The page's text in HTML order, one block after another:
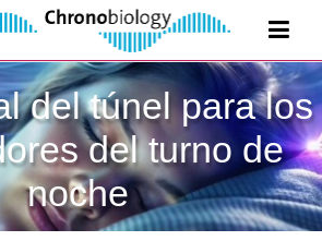
del túnel para los
del turno de
noche